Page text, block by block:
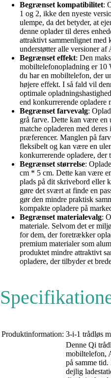
Begrænset kompatibilitet:
1 og 2, ikke den nyeste
ulempe, da det betyder, at
denne oplader til deres
attraktivt sammenlignet med
understøtter alle versioner af
Begrænset effekt: Den
mobiltelefonopladning er 10
du har en mobiltelefon, der
højere effekt. I så fald vil
optimale
end konkurrerende opladere
Begrænset farvevalg:
grå farve. Dette kan være en
matche opladeren med
præferencer. Manglen på
fleksibelt og kan være en
konkurrerende opladere, der
Begrænset størrelse:
cm * 5 cm. Dette kan være
plads på dit skrivebord eller
gøre det svært at finde en
gør den mindre praktisk
kompakte opladere på
Begrænset materialevalg:
materiale. Selvom det er
for dem, der foretrækker
premium materialer som
produktet mindre attraktivt
opladere, der tilbyder et
Produktinformation: 3-i-1 trådløs
Denne Qi
mobiltelefon,
på samme tid.
dejlig